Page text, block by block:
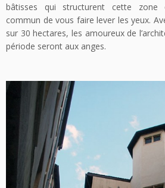
bâtisses qui structurent cette
commun de vous faire lever les yeux.
sur 30 hectares, les amoureux de
période seront aux anges.